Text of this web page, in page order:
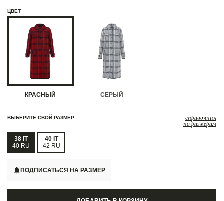
ЦВЕТ
КРАСНЫЙ СЕРЫЙ
ВЫБЕРИТЕ СВОЙ РАЗМЕР справочник
по размерам
38 IT
40 RU
40 IT
42 RU
ПОДПИСАТЬСЯ НА РАЗМЕР